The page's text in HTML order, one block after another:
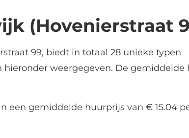
(Hovenierstraat
99, biedt in totaal 28 unieke typen
weergegeven. De gemiddelde
een gemiddelde huurprijs van € 15.04